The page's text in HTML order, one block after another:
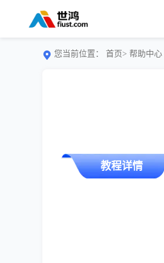
您当前位置： 首页> 帮助中心
教程详情